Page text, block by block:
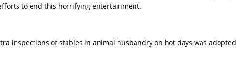
to end this horrifying entertainment.
inspections of stables in animal husbandry on hot days was adopted